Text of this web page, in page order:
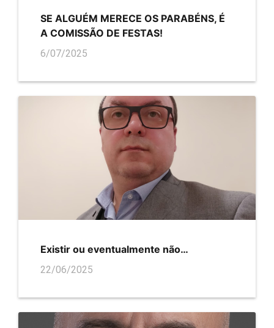
SE ALGUÉM MERECE OS PARABÉNS, É
A COMISSÃO DE FESTAS!
6/07/2025
Existir ou eventualmente não…
22/06/2025